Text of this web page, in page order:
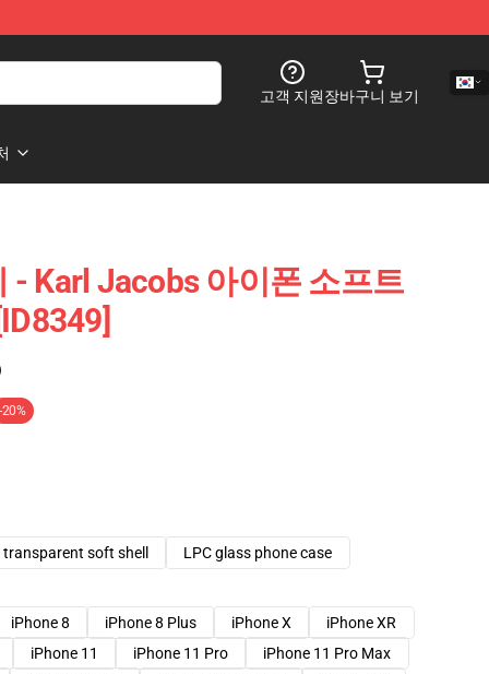
고객 지원장바구니 보기
- Karl Jacobs 아이폰 소프트
-20%
transparent soft shell
LPC glass phone case
iPhone 8 iPhone 8 Plus iPhone X
iPhone XR
iPhone 11 iPhone 11 Pro
iPhone 11 Pro Max